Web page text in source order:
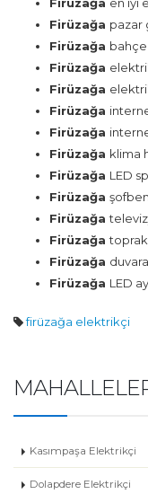
Firüzağa pazar
Firüzağa bahçe
Firüzağa
Firüzağa
Firüzağa
Firüzağa
Firüzağa klima
Firüzağa LED
Firüzağa
Firüzağa
Firüzağa
Firüzağa
Firüzağa LED
firüzağa elektrikçi
Kasımpaşa Elektrikçi
Dolapdere Elektrikçi